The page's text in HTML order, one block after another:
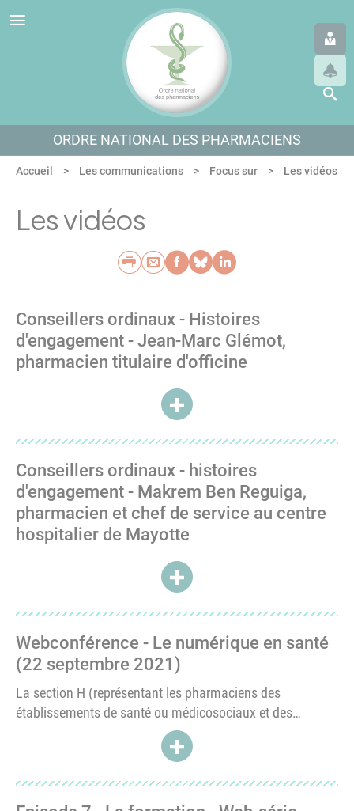
Aller au menu
Aller au contenu
Aller en bas de page
ORDRE NATIONAL DES PHARMACIENS
Accueil Les communications Focus sur Les vidéos
Les vidéos
Imprimer
Envoyer par e-mail
Partager sur
Partager sur
Partager sur
Conseillers ordinaux - Histoires
d'engagement - Jean-Marc Glémot,
pharmacien titulaire d'officine
ACCÉDER À CONSEILLERS
Conseillers ordinaux - histoires
d'engagement - Makrem Ben Reguiga,
pharmacien et chef de service au centre
hospitalier de Mayotte
ACCÉDER À CONSEILLERS
Webconférence - Le numérique en santé
(22 septembre 2021)
La section H (représentant les pharmaciens des
établissements de santé ou médicosociaux et des
services d'incendie et de secours) a organisé une
webconférence sur le numérique en santé.
ACCÉDER À
Panneau de gestion des cookies